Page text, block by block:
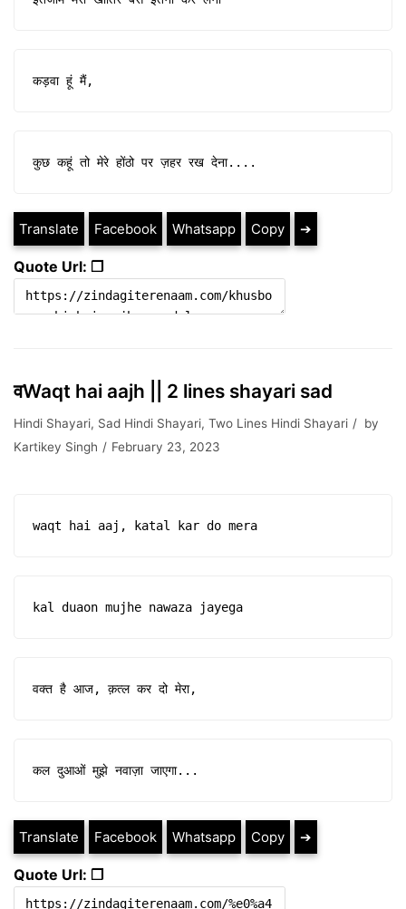
कड़वा हूं मैं,
कुछ कहूं तो मेरे होंठो पर ज़हर रख देना....
Translate Facebook Whatsapp Copy ➔
Quote Url: ❐
वWaqt hai aajh || 2 lines shayari sad
Hindi Shayari, Sad Hindi Shayari, Two Lines Hindi Shayari
by
Kartikey Singh
February 23, 2023
waqt hai aaj, katal kar do mera
kal duaon mujhe nawaza jayega
वक्त है आज, क़त्ल कर दो मेरा,
कल दुआओं मुझे नवाज़ा जाएगा...
Translate Facebook Whatsapp Copy ➔
Quote Url: ❐